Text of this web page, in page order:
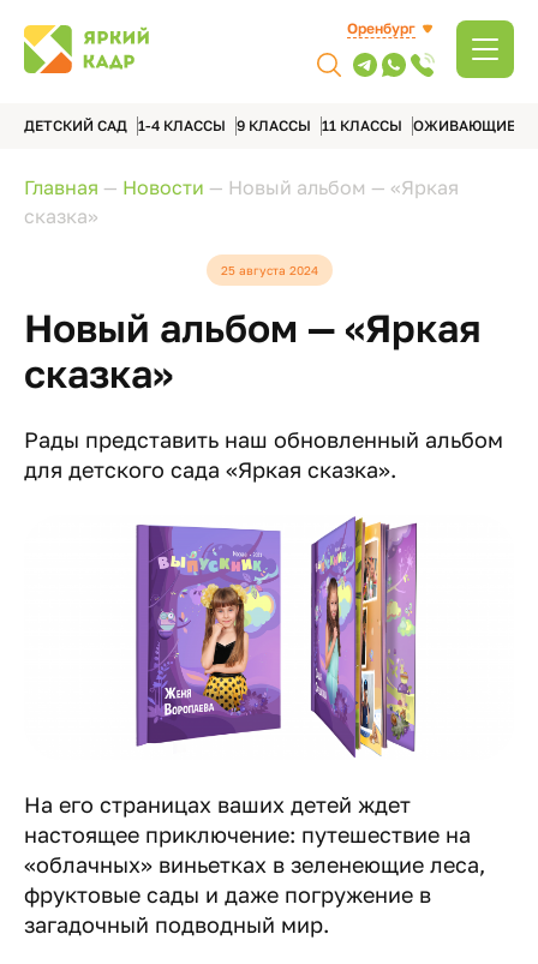
Оренбург
ДЕТСКИЙ САД 1-4 КЛАССЫ 9 КЛАССЫ 11 КЛАССЫ ОЖИВАЮЩИЕ
Главная — Новости — Новый альбом — «Яркая
сказка»
25 августа 2024
Новый альбом — «Яркая
сказка»
Рады представить наш обновленный альбом
для детского сада «Яркая сказка».
На его страницах ваших детей ждет
настоящее приключение: путешествие на
«облачных» виньетках в зеленеющие леса,
фруктовые сады и даже погружение в
загадочный подводный мир.